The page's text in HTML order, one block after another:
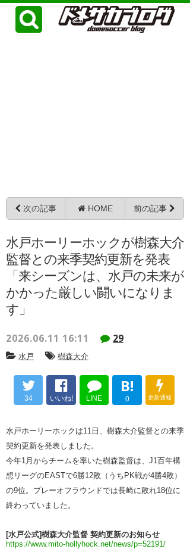
次の記事 HOME 前の記事
水戸ホーリーホックが樹森大介
監督との来季契約更新を発表
「来シーズンは、水戸の未来が
かかった厳しい闘いになりま
す」
2026.06.11 16:11 29
水戸 樹森大介
34 いいね! LINE
B!
0 更新通知
水戸ホーリーホックは11日、樹森大介監督との来季
契約更新を発表しました。
今年1月からチームを率いた樹森監督は、J1百年構
想リーグのEASTで6勝12敗（うちPK戦が4勝4敗）
の9位。プレーオフラウンドでは長崎に敗れ18位に
終わっていました。
[水戸公式]樹森大介監督 契約更新のお知らせ
https://www.mito-hollyhock.net/news/p=52191/